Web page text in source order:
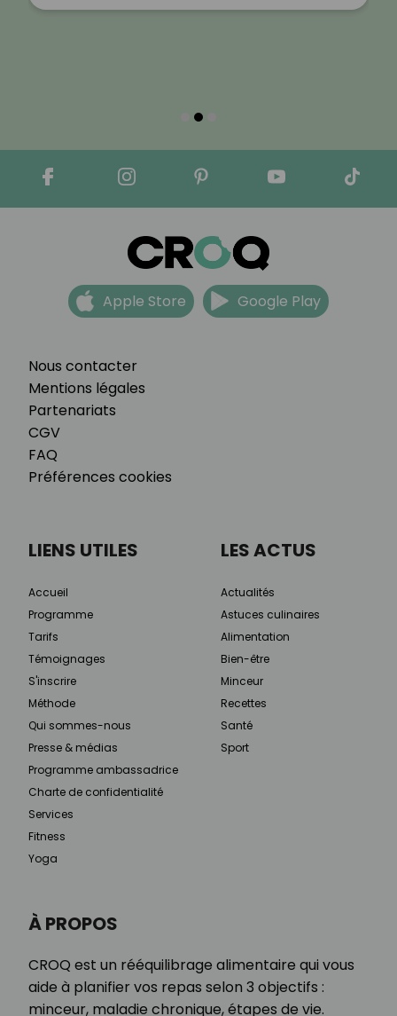
Nous contacter
Mentions légales
Partenariats
CGV
FAQ
Préférences cookies
Apple Store Google Play
À PROPOS
CROQ est un rééquilibrage alimentaire qui vous
aide à planifier vos repas selon 3 objectifs :
minceur, maladie chronique, étapes de vie.
LIENS UTILES
Accueil
Programme
Tarifs
Témoignages
S'inscrire
Méthode
Qui sommes-nous
Presse & médias
Programme ambassadrice
Charte de confidentialité
Services
Fitness
Yoga
LES ACTUS
Actualités
Astuces culinaires
Alimentation
Bien-être
Minceur
Recettes
Santé
Sport